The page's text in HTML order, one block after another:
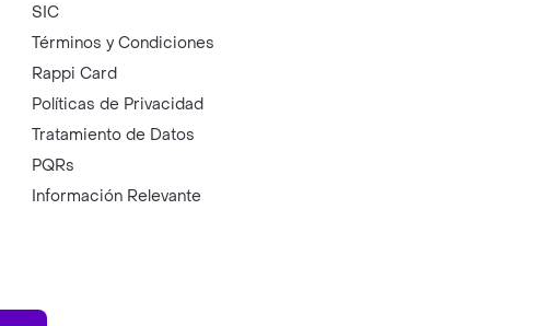
SIC
Términos y Condiciones
Rappi Card
Políticas de Privacidad
Tratamiento de Datos
PQRs
Información Relevante